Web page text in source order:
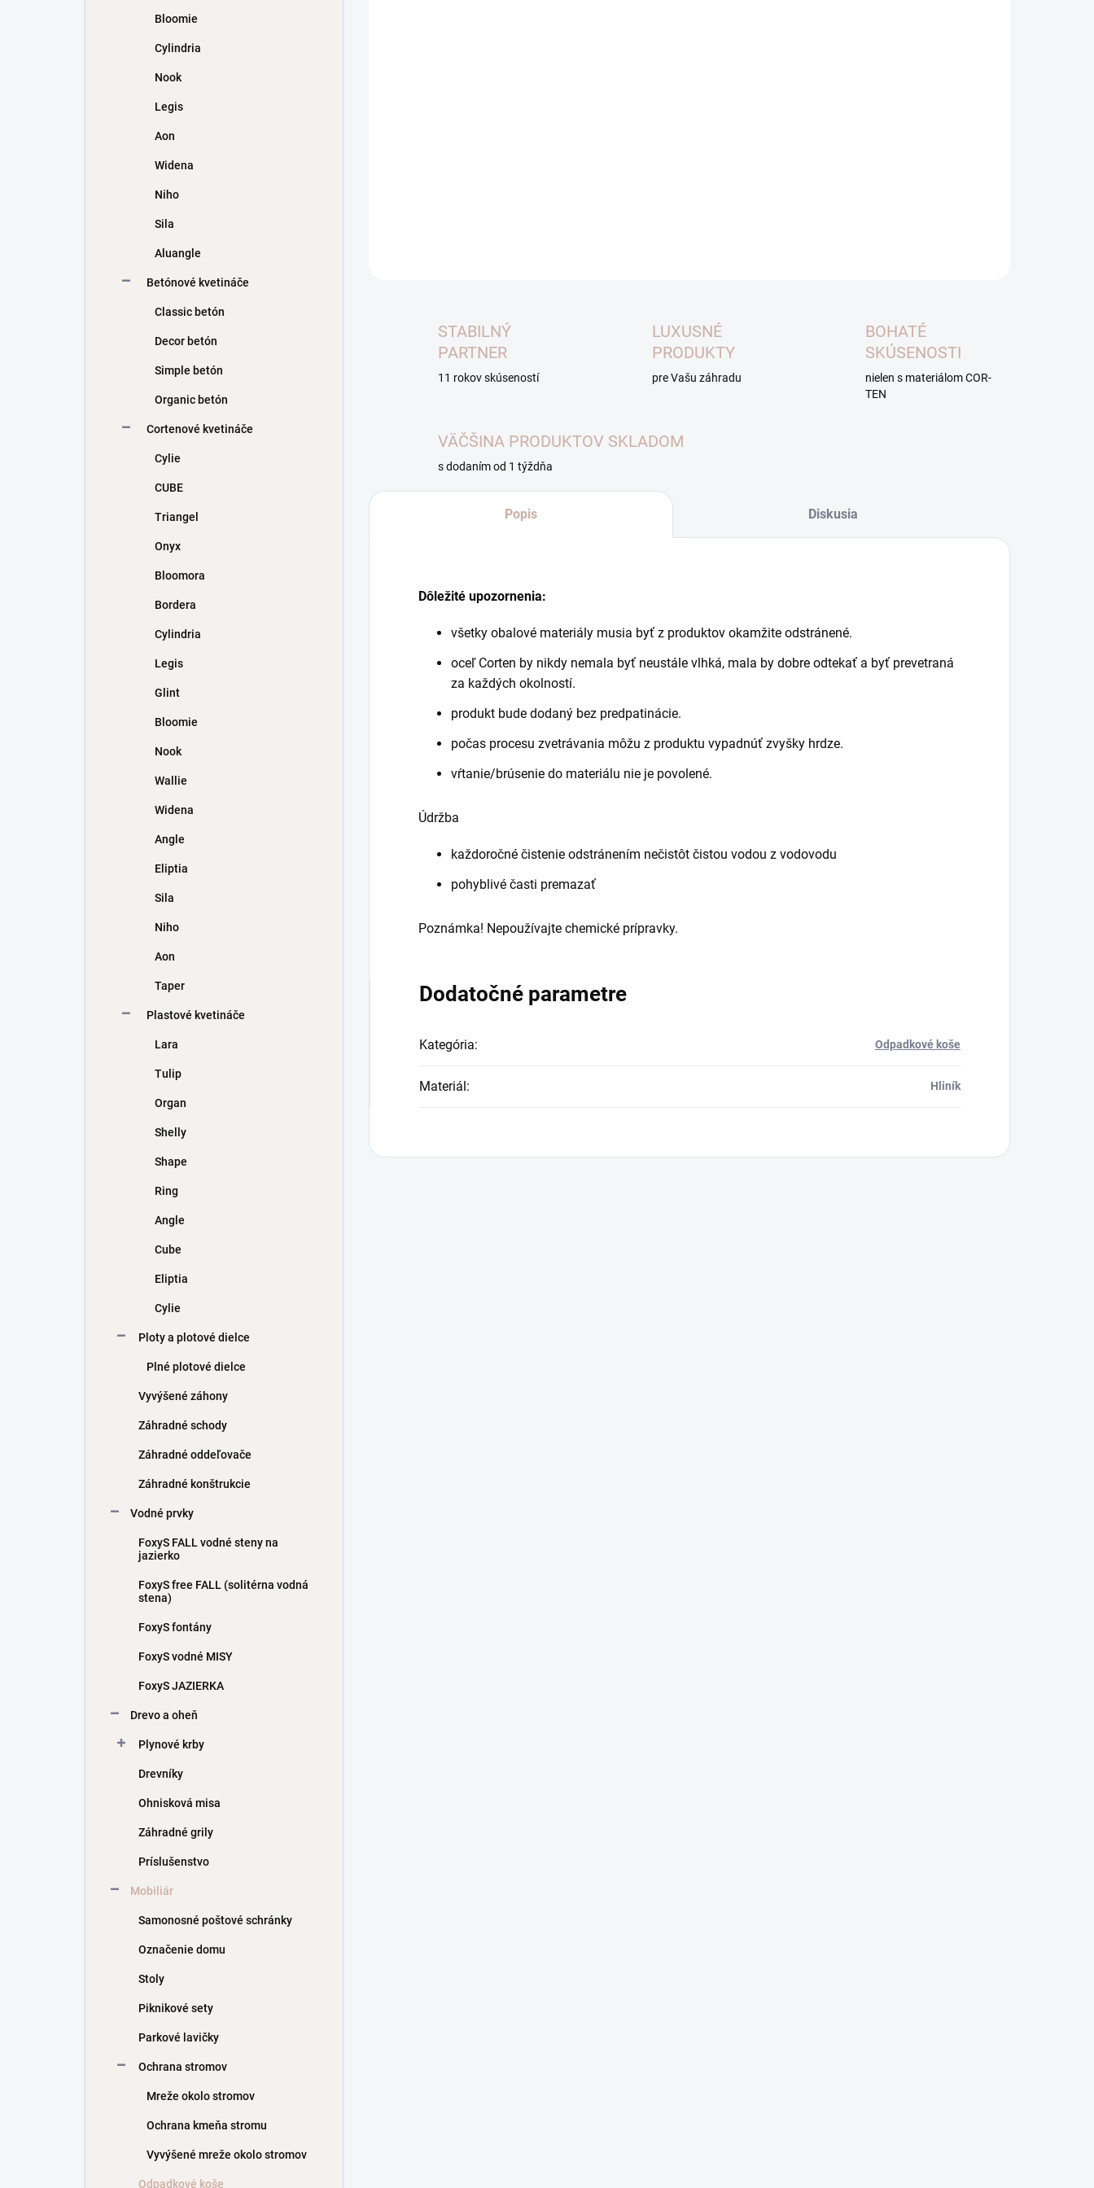
Bloomie
Cylindria
Nook
Legis
Aon
Widena
Niho
Sila
Aluangle
Betónové kvetináče
Classic betón
Decor betón
Simple betón
Organic betón
Cortenové kvetináče
Cylie
CUBE
Triangel
Onyx
Bloomora
Bordera
Cylindria
Legis
Glint
Bloomie
Nook
Wallie
Widena
Angle
Eliptia
Sila
Niho
Aon
Taper
Plastové kvetináče
Lara
Tulip
Organ
Shelly
Shape
Ring
Angle
Cube
Eliptia
Cylie
Ploty a plotové dielce
Plné plotové dielce
Vyvýšené záhony
Záhradné schody
Záhradné oddeľovače
Záhradné konštrukcie
Vodné prvky
FoxyS FALL vodné steny na
jazierko
FoxyS free FALL (solitérna vodná
stena)
FoxyS fontány
FoxyS vodné MISY
FoxyS JAZIERKA
Drevo a oheň
Plynové krby
Drevníky
Ohnisková misa
Záhradné grily
Príslušenstvo
Mobiliár
Samonosné poštové schránky
Označenie domu
Stoly
Piknikové sety
Parkové lavičky
Ochrana stromov
Mreže okolo stromov
Ochrana kmeňa stromu
Vyvýšené mreže okolo stromov
Odpadkové koše
STABILNÝ
PARTNER
11 rokov skúseností
LUXUSNÉ
PRODUKTY
pre Vašu záhradu
BOHATÉ
SKÚSENOSTI
nielen s materiálom COR-
TEN
VÄČŠINA PRODUKTOV SKLADOM
s dodaním od 1 týždňa
Popis Diskusia
Dôležité upozornenia:
všetky obalové materiály musia byť z produktov okamžite odstránené.
oceľ Corten by nikdy nemala byť neustále vlhká, mala by dobre odtekať a byť prevetraná
za každých okolností.
produkt bude dodaný bez predpatinácie.
počas procesu zvetrávania môžu z produktu vypadnúť zvyšky hrdze.
vŕtanie/brúsenie do materiálu nie je povolené.
Údržba
každoročné čistenie odstránením nečistôt čistou vodou z vodovodu
pohyblivé časti premazať
Poznámka! Nepoužívajte chemické prípravky.
Dodatočné parametre
Kategória: Odpadkové koše
Materiál: Hliník